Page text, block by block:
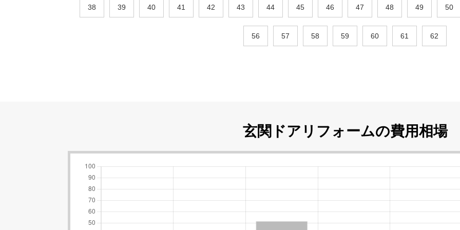
38 39 40 41 42 43 44 45 46 47 48 49 50
56 57 58 59 60 61 62
玄関ドアリフォームの費用相場